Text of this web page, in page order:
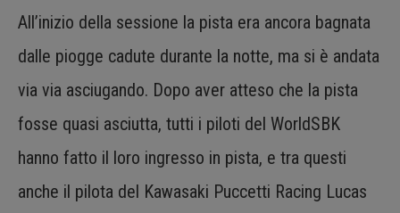
All’inizio della sessione la pista era ancora bagnata
dalle piogge cadute durante la notte, ma si è andata
via via asciugando. Dopo aver atteso che la pista
fosse quasi asciutta, tutti i piloti del WorldSBK
hanno fatto il loro ingresso in pista, e tra questi
anche il pilota del Kawasaki Puccetti Racing Lucas